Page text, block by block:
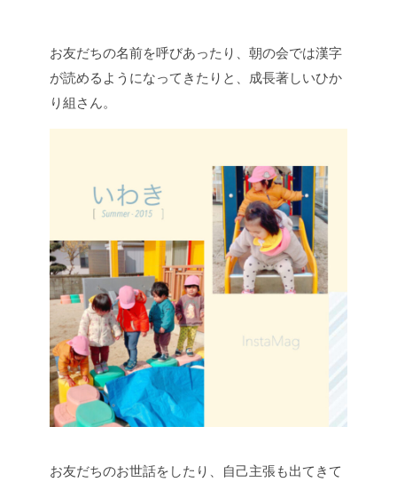
お友だちの名前を呼びあったり、朝の会では漢字
が読めるようになってきたりと、成長著しいひか
り組さん。
お友だちのお世話をしたり、自己主張も出てきて